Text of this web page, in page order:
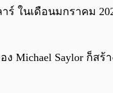
ในเดือนมกราคม
Michael Saylor ก็ส